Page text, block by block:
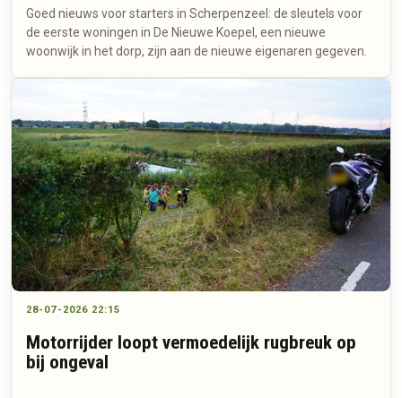
Goed nieuws voor starters in Scherpenzeel: de sleutels voor
de eerste woningen in De Nieuwe Koepel, een nieuwe
woonwijk in het dorp, zijn aan de nieuwe eigenaren gegeven.
28-07-2026 22:15
Motorrijder loopt vermoedelijk rugbreuk op
bij ongeval